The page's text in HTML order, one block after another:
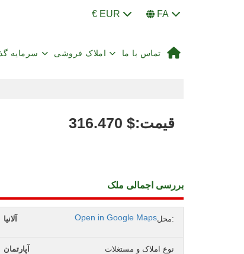
€ EUR FA
سرمایه املاک فروشی تماس با ما
:قیمت 316.470 $
بررسی اجمالی ملک
محل: آلانیا Open in Google Maps
نوع املاک و مستغلات آپارتمان